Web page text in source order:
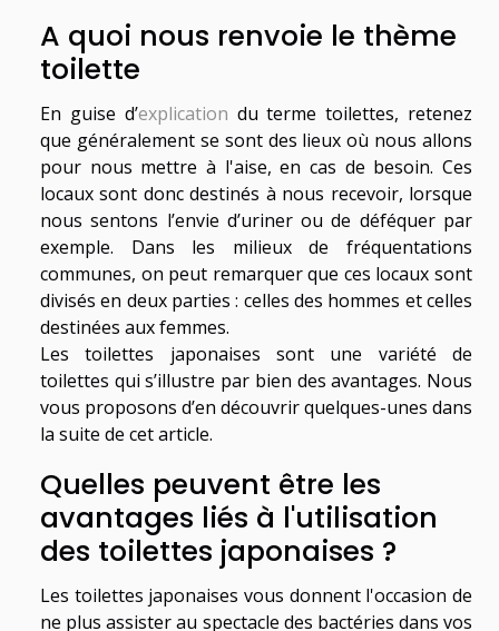
A quoi nous renvoie le thème
toilette
En guise d’explication du terme toilettes, retenez
que généralement se sont des lieux où nous allons
pour nous mettre à l'aise, en cas de besoin. Ces
locaux sont donc destinés à nous recevoir, lorsque
nous sentons l’envie d’uriner ou de déféquer par
exemple. Dans les milieux de fréquentations
communes, on peut remarquer que ces locaux sont
divisés en deux parties : celles des hommes et celles
destinées aux femmes.
Les toilettes japonaises sont une variété de
toilettes qui s’illustre par bien des avantages. Nous
vous proposons d’en découvrir quelques-unes dans
la suite de cet article.
Quelles peuvent être les
avantages liés à l'utilisation
des toilettes japonaises ?
Les toilettes japonaises vous donnent l'occasion de
ne plus assister au spectacle des bactéries dans vos